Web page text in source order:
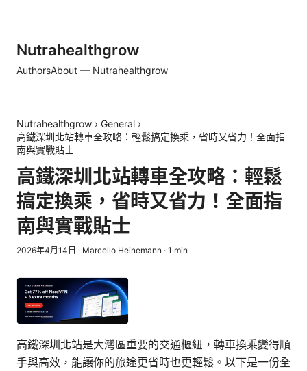
Nutrahealthgrow
AuthorsAbout — Nutrahealthgrow
Nutrahealthgrow › General ›
高鐵深圳北站轉車全攻略：輕鬆搞定換乘，省時又省力！全面指
南與實戰貼士
高鐵深圳北站轉車全攻略：輕鬆
搞定換乘，省時又省力！全面指
南與實戰貼士
2026年4月14日 · Marcello Heinemann · 1 min
高鐵深圳北站是大灣區重要的交通樞紐，轉車換乘變得順
手與高效，能讓你的旅途更省時也更輕鬆。以下是一份全